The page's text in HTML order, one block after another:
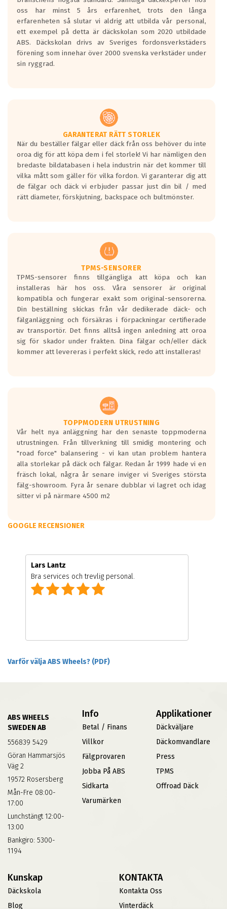
Inga D eller G betyg delas ut för
personbilar och lätta lastbilar.
Betyget sätts efter ett test där däcken
skall bromsa in på en väg där det ligger
0.5-1.5 mm vatten.
I 80km/h kommer skillnaden på
Vid körning i över 50km/h brukar
rullmotståndets ljud överträffa
motorljudet.
På däckmärkningen kommer det finnas
en symbol av ett däck med vågar. Hög
bullernivå markeras med svarta vågor
medans de vita vågorna påvisar om det är
ett tyst däck.
regelverket som introduceras år 2016.
Ett däck med två svarta vågor är redan
godkända för år 2016 nya regelverk.
Ett däck med en svart våg kommer vara
minst tre decibel tystare än det
regelverk som börjar gälla 2016.
oss har minst 5 års erfarenhet, trots den långa
erfarenheten så slutar vi aldrig att utbilda vår personal,
ett exempel på detta är däckskolan som 2020 utbildade
ABS. Däckskolan drivs av Sveriges fordonsverkstäders
förening som innehar över 2000 svenska verkstäder under
sin ryggrad.
GARANTERAT RÄTT STORLEK
När du beställer fälgar eller däck från oss behöver du inte
oroa dig för att köpa dem i fel storlek! Vi har nämligen den
bredaste bildatabasen i hela industrin när det kommer till
vilka mått som gäller för vilka fordon. Vi garanterar dig att
de fälgar och däck vi erbjuder passar just din bil / med
rätt diameter, förskjutning, backspace och bultmönster.
TPMS-SENSORER
TPMS-sensorer finns tillgängliga att köpa och kan
installeras här hos oss. Våra sensorer är original
kompatibla och fungerar exakt som original-sensorerna.
Din beställning skickas från vår dedikerade däck- och
fälganläggning och försäkras i förpackningar certifierade
av transportör. Det finns alltså ingen anledning att oroa
sig för skador under frakten. Dina fälgar och/eller däck
kommer att levereras i perfekt skick, redo att installeras!
TOPPMODERN UTRUSTNING
Vår helt nya anläggning har den senaste toppmoderna
utrustningen. Från tillverkning till smidig montering och
"road force" balansering - vi kan utan problem hantera
alla storlekar på däck och fälgar. Redan år 1999 hade vi en
fräsch lokal, några år senare inviger vi Sveriges största
fälg-showroom. Fyra år senare dubblar vi lagret och idag
sitter vi på närmare 4500 m2
GOOGLE RECENSIONER
Lars Lantz
Bra services och trevlig personal.
Varför välja ABS Wheels? (PDF)
ABS WHEELS
SWEDEN AB
556839 5429
Göran Hammarsjös
Väg 2
19572 Rosersberg
Mån-Fre 08:00-
17:00
Lunchstängt 12:00-
13:00
Bankgiro: 5300-
1194
Info
Betal / Finans
Villkor
Fälgprovaren
Jobba På ABS
Sidkarta
Varumärken
Applikationer
Däckväljare
Däckomvandlare
Press
TPMS
Offroad Däck
Kunskap
Däckskola
Blog
KONTAKTA
Kontakta Oss
Vinterdäck